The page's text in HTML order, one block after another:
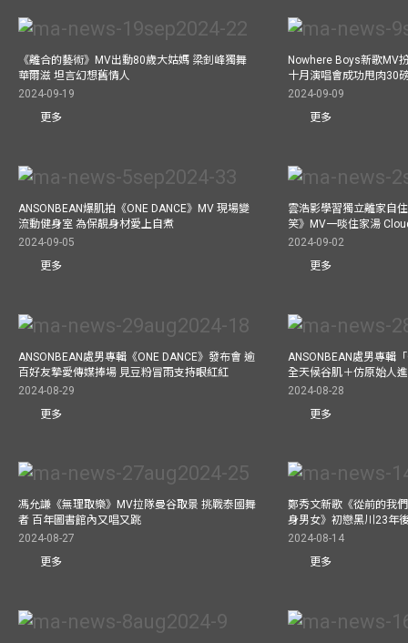
《離合的藝術》MV出動80歲大姑媽 梁釗峰獨舞
華爾滋 坦言幻想舊情人
2024-09-19
更多
Nowhere Boys新歌MV
十月演唱會成功甩肉30
2024-09-09
更多
ANSONBEAN爆肌拍《ONE DANCE》MV 現場變
流動健身室 為保靚身材愛上自煮
2024-09-05
更多
雲浩影學習獨立離家自
笑》MV一啖住家湯
2024-09-02
更多
ANSONBEAN處男專輯《ONE DANCE》發布會 逾
百好友摯愛傳媒捧場 見豆粉冒雨支持眼紅紅
2024-08-29
更多
ANSONBEAN處男專輯
全天候谷肌＋仿原始人
2024-08-28
更多
馮允謙《無理取樂》MV拉隊曼谷取景 挑戰泰國舞
者 百年圖書館內又唱又跳
2024-08-27
更多
鄭秀文新歌《從前的我
身男女》初戀黑川23年
2024-08-14
更多